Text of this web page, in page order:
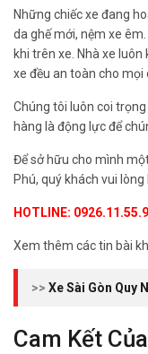
Những chiếc xe đang
da ghế mới, nệm xe
khi trên xe. Nhà xe
xe đều an toàn cho mọi
Chúng tôi luôn coi
hàng là động lực để
Để sở hữu cho mình
Phú, quý khách vui lòng
HOTLINE:
Xem thêm các tin bài
>> Xe Sài Gòn Quy
Cam Kết